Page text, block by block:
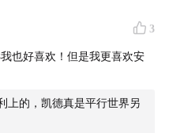
3
也好喜欢！但是我更喜欢安
上的，凯德真是平行世界另